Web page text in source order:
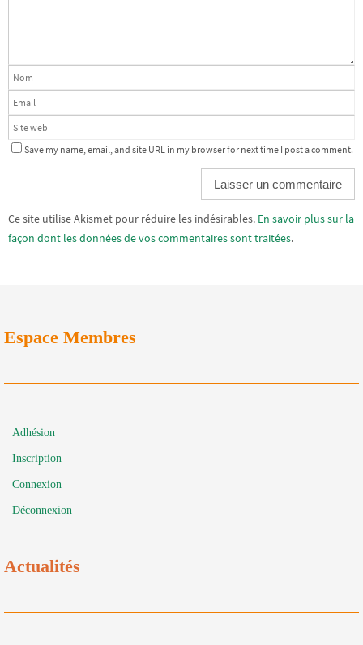
Save my name, email, and site URL in my browser for next time I post a comment.
Alternative:
Ce site utilise Akismet pour réduire les indésirables. En savoir plus sur la
façon dont les données de vos commentaires sont traitées.
Espace Membres
Adhésion
Inscription
Connexion
Déconnexion
Actualités